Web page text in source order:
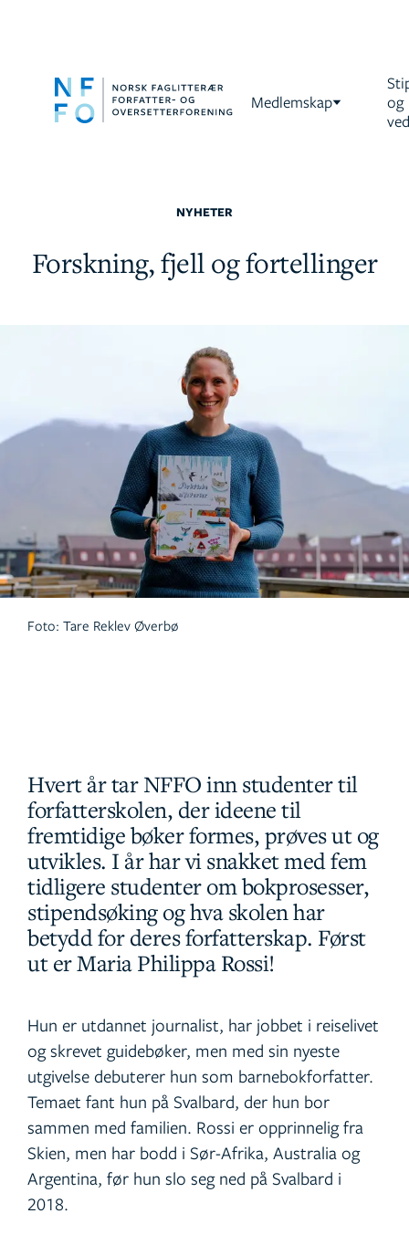
Medlemskap
og
NYHETER
Forskning, fjell og fortellinger
Foto: Tare Reklev Øverbø
Hvert år tar NFFO inn studenter til
forfatterskolen, der ideene til
fremtidige bøker formes, prøves ut og
utvikles. I år har vi snakket med fem
tidligere studenter om bokprosesser,
stipendsøking og hva skolen har
betydd for deres forfatterskap. Først
ut er Maria Philippa Rossi!
Hun er utdannet journalist, har jobbet i reiselivet
og skrevet guidebøker, men med sin nyeste
utgivelse debuterer hun som barnebokforfatter.
Temaet fant hun på Svalbard, der hun bor
sammen med familien. Rossi er opprinnelig fra
Skien, men har bodd i Sør-Afrika, Australia og
Argentina, før hun slo seg ned på Svalbard i
2018.